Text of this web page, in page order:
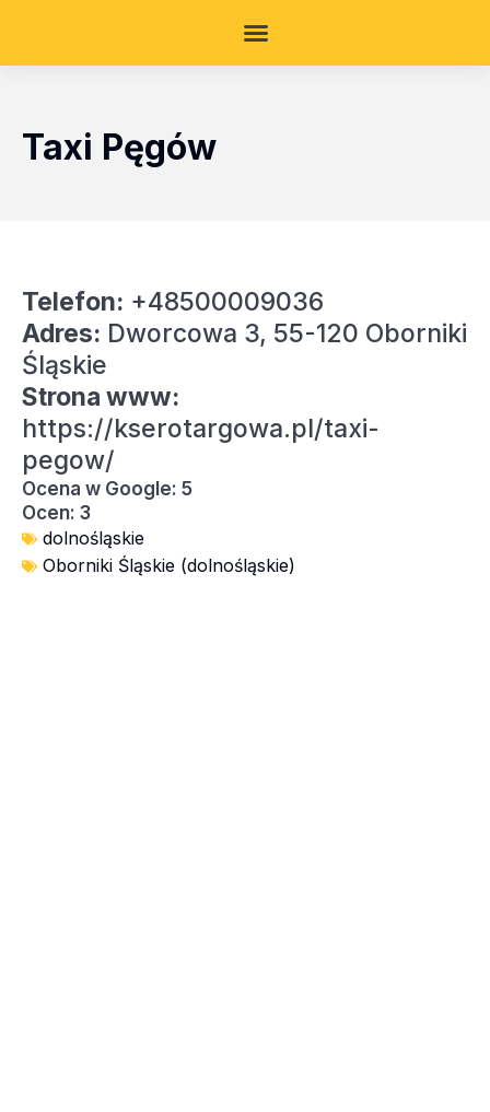
Taxi Pęgów
Telefon: +48500009036
Adres: Dworcowa 3, 55-120 Oborniki
Śląskie
Strona www:
https://kserotargowa.pl/taxi-
pegow/
Ocena w Google: 5
Ocen: 3
dolnośląskie
Oborniki Śląskie (dolnośląskie)